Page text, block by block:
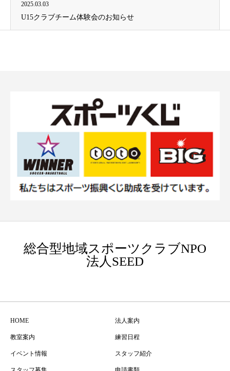
2025.03.03
U15クラブチーム体験会のお知らせ
総合型地域スポーツクラブNPO
法人SEED
HOME 法人案内
教室案内 練習日程
イベント情報 スタッフ紹介